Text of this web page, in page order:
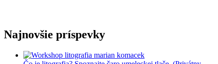
Najnovšie príspevky